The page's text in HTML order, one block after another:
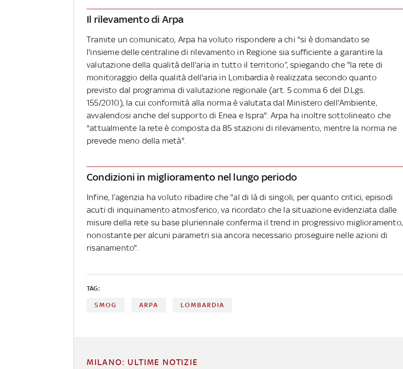
Il rilevamento di Arpa
Tramite un comunicato, Arpa ha voluto rispondere a chi "si è domandato se
l'insieme delle centraline di rilevamento in Regione sia sufficiente a garantire la
valutazione della qualità dell'aria in tutto il territorio”, spiegando che "la rete di
monitoraggio della qualità dell'aria in Lombardia è realizzata secondo quanto
previsto dal programma di valutazione regionale (art. 5 comma 6 del D.Lgs.
155/2010), la cui conformità alla norma è valutata dal Ministero dell'Ambiente,
avvalendosi anche del supporto di Enea e Ispra". Arpa ha inoltre sottolineato che
"attualmente la rete è composta da 85 stazioni di rilevamento, mentre la norma ne
prevede meno della metà".
Condizioni in miglioramento nel lungo periodo
Infine, l’agenzia ha voluto ribadire che "al di là di singoli, per quanto critici, episodi
acuti di inquinamento atmosferico, va ricordato che la situazione evidenziata dalle
misure della rete su base pluriennale conferma il trend in progressivo miglioramento,
nonostante per alcuni parametri sia ancora necessario proseguire nelle azioni di
risanamento".
TAG:
SMOG ARPA LOMBARDIA
MILANO: ULTIME NOTIZIE